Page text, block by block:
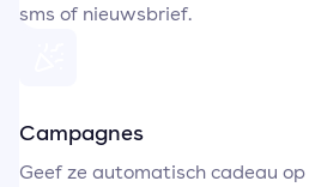
sms of nieuwsbrief.
Campagnes
Geef ze automatisch cadeau op